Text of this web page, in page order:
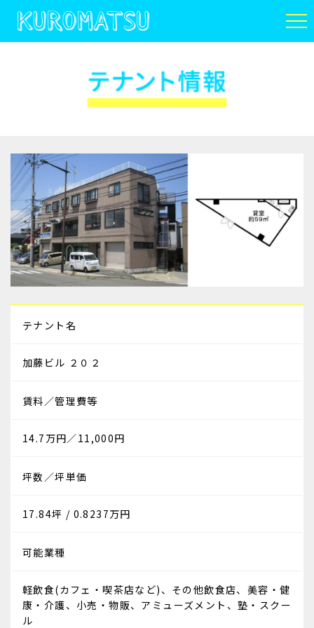
KUROMATSU
テナント名
加藤ビル ２０２
賃料／管理費等
14.7万円／11,000円
坪数／坪単価
17.84坪 / 0.8237万円
可能業種
軽飲食(カフェ・喫茶店など)、その他飲食店、美容・健
康・介護、小売・物販、アミューズメント、塾・スクー
ル